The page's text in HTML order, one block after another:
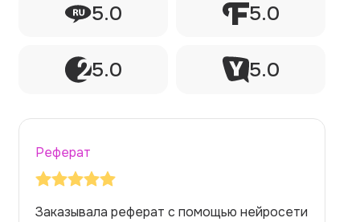
5.0 5.0
5.0 5.0
Реферат
Заказывала реферат с помощью нейросети